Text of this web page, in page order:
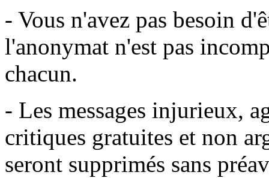
- Vous n'avez pas besoin
l'anonymat n'est pas
chacun.
- Les messages injurieux,
critiques gratuites et non
seront supprimés sans